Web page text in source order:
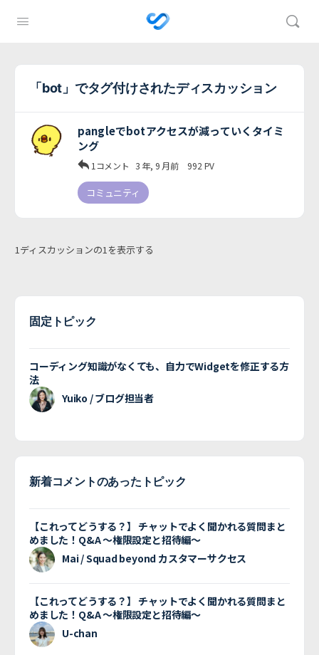
「bot」でタグ付けされたディスカッション
pangleでbotアクセスが減っていくタイミ
ング
1コメント 3 年, 9 月前 992 PV
コミュニティ
1ディスカッションの1を表示する
固定トピック
コーディング知識がなくても、自力でWidgetを修正する方
法
Yuiko / ブログ担当者
新着コメントのあったトピック
【これってどうする？】 チャットでよく聞かれる質問まと
めました！Q&A 〜権限設定と招待編〜
Mai / Squad beyond カスタマーサクセス
【これってどうする？】 チャットでよく聞かれる質問まと
めました！Q&A 〜権限設定と招待編〜
U-chan